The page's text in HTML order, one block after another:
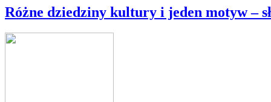
Różne dziedziny kultury i jeden motyw –